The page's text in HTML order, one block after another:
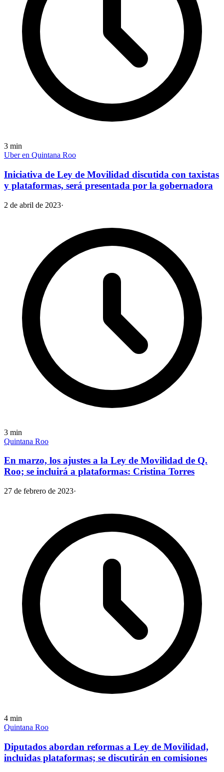
3 min
Uber en Quintana Roo
Iniciativa de Ley de Movilidad discutida con taxistas
y plataformas, será presentada por la gobernadora
2 de abril de 2023·
3 min
Quintana Roo
En marzo, los ajustes a la Ley de Movilidad de Q.
Roo; se incluirá a plataformas: Cristina Torres
27 de febrero de 2023·
4 min
Quintana Roo
Diputados abordan reformas a Ley de Movilidad,
incluidas plataformas; se discutirán en comisiones